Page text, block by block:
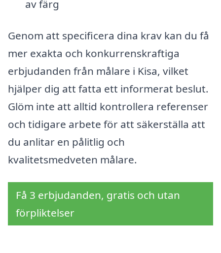
av färg
Genom att specificera dina krav kan du få
mer exakta och konkurrenskraftiga
erbjudanden från målare i Kisa, vilket
hjälper dig att fatta ett informerat beslut.
Glöm inte att alltid kontrollera referenser
och tidigare arbete för att säkerställa att
du anlitar en pålitlig och
kvalitetsmedveten målare.
Få 3 erbjudanden, gratis och utan
förpliktelser